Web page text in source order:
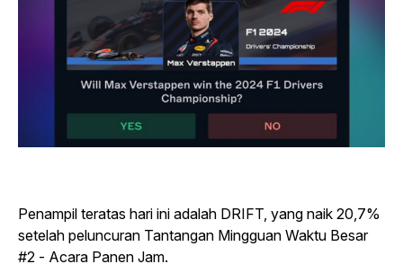
Penampil teratas hari ini adalah DRIFT, yang naik 20,7%
setelah peluncuran Tantangan Mingguan Waktu Besar
#2 - Acara Panen Jam.